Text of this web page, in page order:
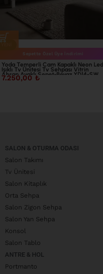
Sepette Özel Üye İndirimi
Yoda Temperli Cam Kapaklı Neon Led
Işıklı Tv Ünitesi Tv Sehpası Vitrin
Ahşap Ayaklı Sepet-Beyaz YD14-SW
7.250,00₺
SALON & OTURMA ODASI
Salon Takımı
Tv Ünitesi
Salon Kitaplık
Orta Sehpa
Salon Zigon Sehpa
Salon Yan Sehpa
Konsol
Salon Tablo
ANTRE & HOL
Portmanto